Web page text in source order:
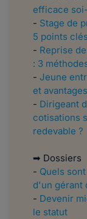
efficace
- Stage de
5 points
- Reprise
: 3
- Jeune
et
- Dirigeant
cotisations
redevable ?
➡ Dossiers
- Quels
d'un gérant
- Devenir
le statut